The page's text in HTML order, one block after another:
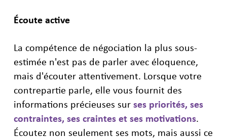
Écoute active
La compétence de négociation la plus sous-
estimée n'est pas de parler avec éloquence,
mais d'écouter attentivement. Lorsque votre
contrepartie parle, elle vous fournit des
informations précieuses surses priorités, ses
contraintes, ses craintes et ses motivations.
Écoutez non seulement ses mots, mais aussi ce